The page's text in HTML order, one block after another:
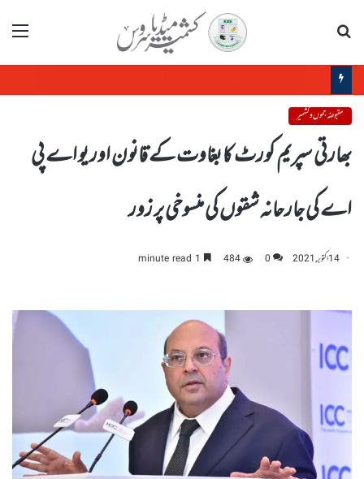
مینو
مقبوضہ جموں و کشمیر
بھارتی سپریم کورٹ کا بغاوت کے قانون اور یو اے پی
اے کی جارحانہ شقوں کی منسوخی پر زور
14 اکتوبر, 2021 0
484